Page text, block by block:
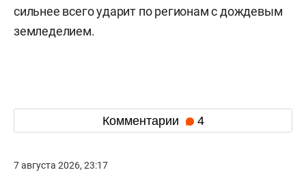
сильнее всего ударит по регионам с дождевым
земледелием.
Комментарии 4
7 августа 2026, 23:17